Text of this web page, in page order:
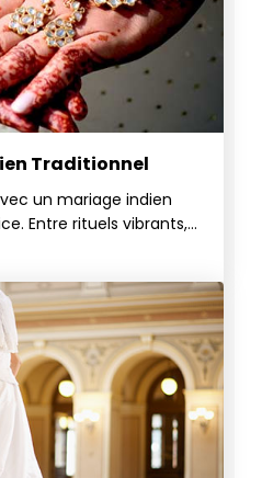
Traditionnel
un mariage indien
Entre rituels vibrants,
magique mêlant
tropicale.